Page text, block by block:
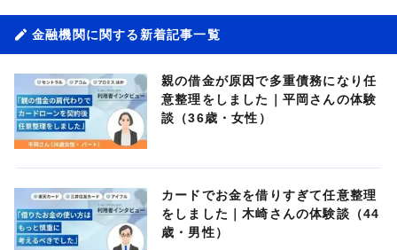
金融機関に関する新着記事一覧
親の借金が原因で多重債務になり任
意整理をしました｜平岡さんの体験
談（36歳・女性）
カードでお金を借りすぎて任意整理
をしました｜木崎さんの体験談（44
歳・男性）